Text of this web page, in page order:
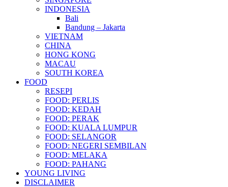
INDONESIA
Bali
Bandung – Jakarta
VIETNAM
CHINA
HONG KONG
MACAU
SOUTH KOREA
FOOD
RESEPI
FOOD: PERLIS
FOOD: KEDAH
FOOD: PERAK
FOOD: KUALA LUMPUR
FOOD: SELANGOR
FOOD: NEGERI SEMBILAN
FOOD: MELAKA
FOOD: PAHANG
YOUNG LIVING
DISCLAIMER